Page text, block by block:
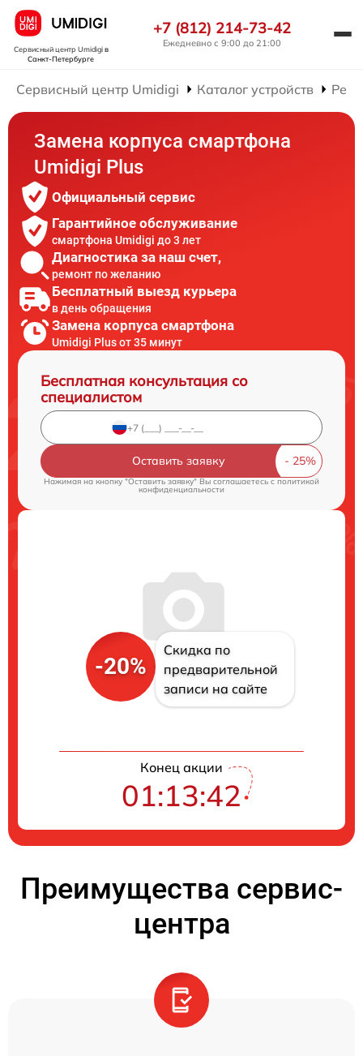
Сервисный центр Umidigiв
Санкт-Петербурге
+7 (812) 214-73-42
Ежедневно с 9:00 до 21:00
Сервисный центр Umidigi Каталог устройств
Замена корпуса смартфона
Umidigi Plus
Официальный сервис
Гарантийное обслуживание
смартфона Umidigi до 3 лет
Диагностика за наш счет,
ремонт по желанию
Бесплатный выезд курьера
в день обращения
Замена корпуса смартфона
Umidigi Plus от 35 минут
Бесплатная консультация со
специалистом
Оставить заявку
Нажимая на кнопку "Оставить заявку" Вы соглашаетесь c политикой
конфиденциальности
-20%
Скидка по
предварительной
записи на сайте
Конец акции
01:13:41
Преимущества сервис-
центра